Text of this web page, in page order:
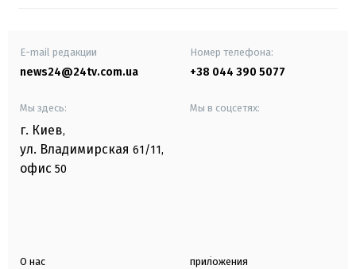
E-mail редакции
news24@24tv.com.ua
Номер телефона:
+38 044 390 5077
Мы здесь:
г. Киев,
ул. Владимирская 61/11,
офис 50
Мы в соцсетях:
О нас приложения